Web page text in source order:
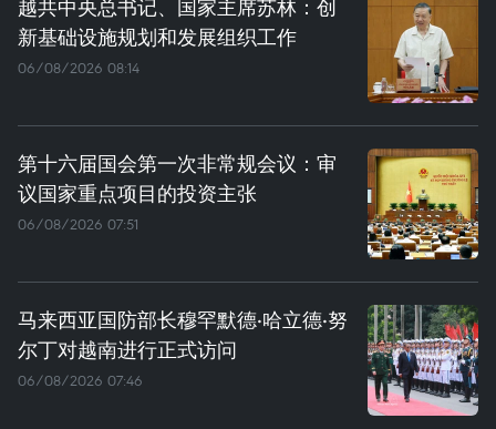
越共中央总书记、国家主席苏林：创
新基础设施规划和发展组织工作
06/08/2026 08:14
第十六届国会第一次非常规会议：审
议国家重点项目的投资主张
06/08/2026 07:51
马来西亚国防部长穆罕默德·哈立德·努
尔丁对越南进行正式访问
06/08/2026 07:46